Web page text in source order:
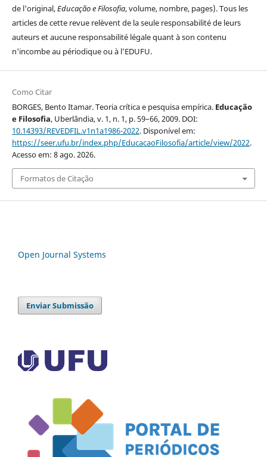
de l'original,Educação e Filosofia, volume, nombre, pages). Tous les
articles de cette revue relèvent de la seule responsabilité de leurs
auteurs et aucune responsabilité légale quant à son contenu
n'incombe au périodique ou à l’EDUFU.
Como Citar
BORGES, Bento Itamar. Teoria crítica e pesquisa empírica. Educação
e Filosofia, Uberlândia, v. 1, n. 1, p. 59–66, 2009. DOI:
10.14393/REVEDFIL.v1n1a1986-2022. Disponível em:
https://seer.ufu.br/index.php/EducacaoFilosofia/article/view/2022.
Acesso em: 8 ago. 2026.
Formatos de Citação
Open Journal Systems
Enviar Submissão